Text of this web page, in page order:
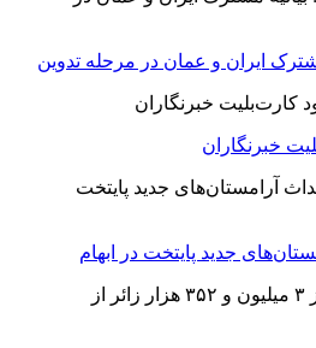
مشترک ایران و عمان در مرحله تدوین
خبرنگاران
جدید پایتخت در ابهام